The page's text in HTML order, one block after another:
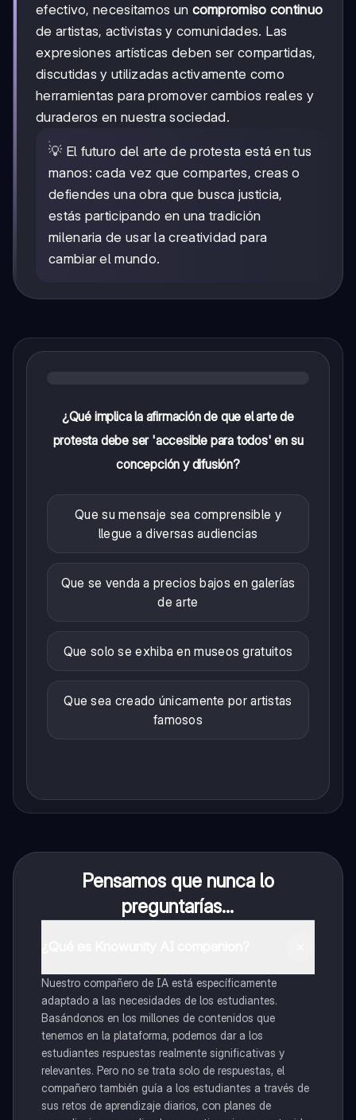
efectivo, necesitamos un compromiso continuo
de artistas, activistas y comunidades. Las
expresiones artísticas deben ser compartidas,
discutidas y utilizadas activamente como
herramientas para promover cambios reales y
duraderos en nuestra sociedad.
💡 El futuro del arte de protesta está en tus
manos: cada vez que compartes, creas o
defiendes una obra que busca justicia,
estás participando en una tradición
milenaria de usar la creatividad para
cambiar el mundo.
¿Qué implica la afirmación de que el arte de
protesta debe ser 'accesible para todos' en su
concepción y difusión?
Que su mensaje sea comprensible y
llegue a diversas audiencias
Que se venda a precios bajos en galerías
de arte
Que solo se exhiba en museos gratuitos
Que sea creado únicamente por artistas
famosos
Pensamos que nunca lo
preguntarías...
Nuestro compañero de IA está específicamente
adaptado a las necesidades de los estudiantes.
Basándonos en los millones de contenidos que
tenemos en la plataforma, podemos dar a los
estudiantes respuestas realmente significativas y
relevantes. Pero no se trata solo de respuestas, el
compañero también guía a los estudiantes a través de
sus retos de aprendizaje diarios, con planes de